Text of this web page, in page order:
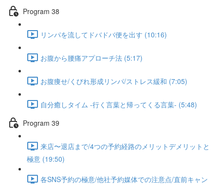
Program 38
リンパを流してドバドバ便を出す (10:16)
お腹から腰痛アプローチ法 (5:17)
お腹痩せ/くびれ形成リンパ/ストレス緩和 (7:05)
自分癒しタイム -行く言葉と帰ってくる言葉- (5:48)
Program 39
来店〜退店まで/4つの予約経路のメリットデメリットと
極意 (19:50)
各SNS予約の極意/他社予約媒体での注意点/直前キャン